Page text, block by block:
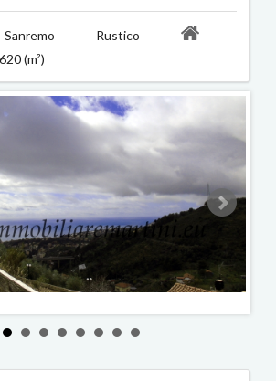
Rustico
(m²)